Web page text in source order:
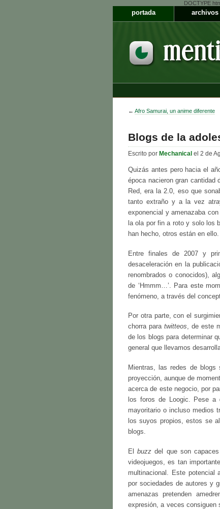
DOCTYPE
portada archivos
← Afro Samurai, un anime diferente
Blogs de la
Escrito por Mechanical el 2 de
Quizás antes pero hacia el
época nacieron gran cantidad
Red, era la 2.0, eso que
tanto extraño y a la vez
exponencial y amenazaba
la ola por fin a roto y solo los
han hecho, otros están en ello.
Entre finales de 2007 y
desaceleración en la
renombrados o conocidos),
de ‘Hmmm…’. Para este
fenómeno, a través del
Por otra parte, con el
chorra para twitteos, de este
de los blogs para determinar
general que llevamos
Mientras, las redes de
proyección, aunque de
acerca de este negocio, por
los foros de Loogic. Pese a
mayoritario o incluso medios
los suyos propios, estos se
blogs.
Elbuzz del que son
videojuegos, es tan
multinacional. Este potencial
por sociedades de autores y
amenazas pretenden
expresión, a veces